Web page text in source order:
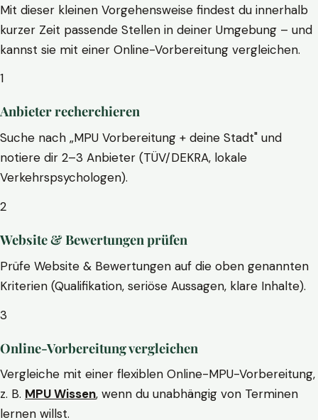
Mit dieser kleinen Vorgehensweise findest du innerhalb
kurzer Zeit passende Stellen in deiner Umgebung – und
kannst sie mit einer Online-Vorbereitung vergleichen.
1
Anbieter recherchieren
Suche nach „MPU Vorbereitung + deine Stadt" und
notiere dir 2–3 Anbieter (TÜV/DEKRA, lokale
Verkehrspsychologen).
2
Website & Bewertungen prüfen
Prüfe Website & Bewertungen auf die oben genannten
Kriterien (Qualifikation, seriöse Aussagen, klare Inhalte).
3
Online-Vorbereitung vergleichen
Vergleiche mit einer flexiblen Online-MPU-Vorbereitung,
z. B. MPU Wissen, wenn du unabhängig von Terminen
lernen willst.